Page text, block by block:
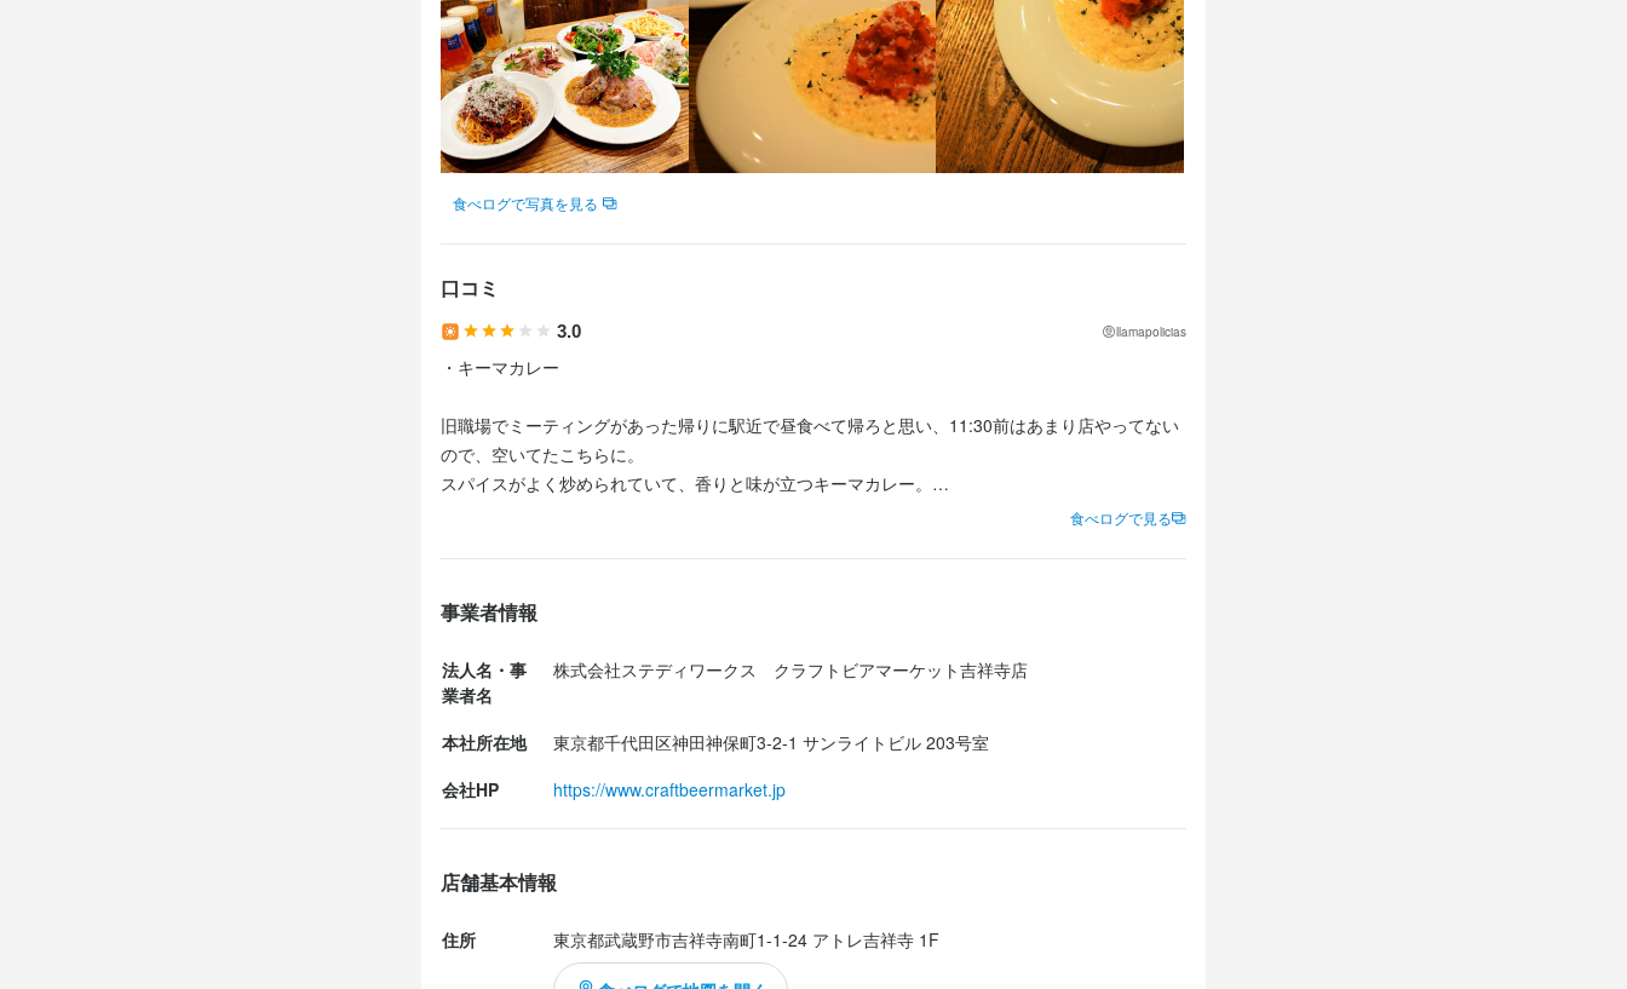
食べログで写真を見る
口コミ
3.0 llamapolicias
・キーマカレー
旧職場でミーティングがあった帰りに駅近で昼食べて帰ろと思い、11:30前はあまり店やってない
ので、空いてたこちらに。
スパイスがよく炒められていて、香りと味が立つキーマカレー。
食べログで見る
事業者情報
法人名・事
業者名
株式会社ステディワークス　クラフトビアマーケット吉祥寺店
本社所在地
東京都千代田区神田神保町3-2-1 サンライトビル 203号室
会社HP
https://www.craftbeermarket.jp
店舗基本情報
住所 東京都武蔵野市吉祥寺南町1-1-24 アトレ吉祥寺 1F
店舗数が増えればポジションも増えるので、キャリアアップのチャンスもあり！
料理長も、より良いスタッフがいれば変わる可能性は十分あります！
実力や意欲で随時判断していきますので、社歴は関係なくキャリアアップできます。
身に付くスキル
肉の知識 魚の知識 野菜の知識
応募資格
必須スキル・経験
コミュニケーション能力
求める人物像
●飲食の仕事をオールマイティーに学びたい方
●クラフトビールに興味がある方
●将来の独立に向けて経験を積みたい方
●飲食の仕事を本気でやりたい方
選考の流れ
ご応募後、原則２営業日以内に返信しております。
ます。
選考の流れ
ご応募後、原則２営業日以内に返信しております。
面接の日時の候補をいただき、基本的には店長との面接後、１週間以内に結果のご連絡をいたし
ます。
また、遠方の場合はオンライン面接にも対応いたしますので、気兼ねなくご相談ください。
まずはお会いしてお話しを聞かせてください！
少しでも興味をお持ちいただけたら、お気軽にご応募ください。
お会いできるのを楽しみにしております！
勤務地
東京都武蔵野市吉祥寺南町1-1-24 アトレ吉祥寺 1F
連絡先
法人名・事業者名
株式会社ステディワークス　クラフトビアマーケット吉祥寺店
最終更新日2025/10/10
選考の流れ
ご応募後、原則２営業日以内に返信しております。
面接の日時の候補をいただき、基本的には店長との面接後、１週間以内に結果のご連絡をいたし
ます。
お店の採用担当者からのメッセージ
まずはお会いしてお話しを聞かせてください！
お会いできるのを楽しみにしております！
クラフト ビア マーケット アトレ吉祥寺店
勤務地
連絡先
042-227-6779
法人名・事業者名
株式会社ステディワークス　クラフトビアマーケット吉祥寺店